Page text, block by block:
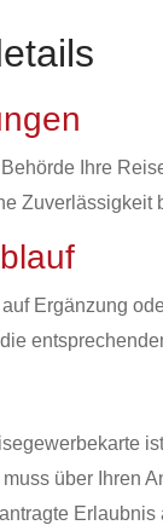
Ihre
Zuverlässigkeit
Ergänzung
über Ihren